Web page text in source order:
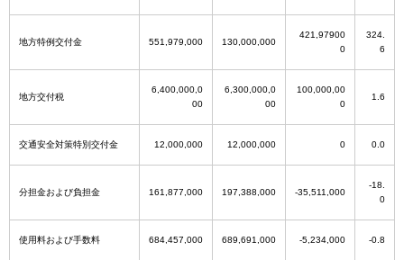
地方特例交付金 551,979,000 130,000,000
421,97900
0
324.
6
地方交付税
6,400,000,0
00
6,300,000,0
00
100,000,00
0
1.6
交通安全対策特別交付金 12,000,000 12,000,000 0 0.0
分担金および負担金 161,877,000 197,388,000 -35,511,000
-18.
0
使用料および手数料 684,457,000 689,691,000 -5,234,000 -0.8